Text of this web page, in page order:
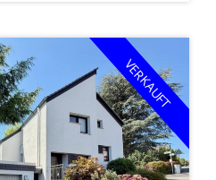
VERKAUFT